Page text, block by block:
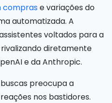
comprase variações do
automatizada. A
voltados para a
diretamente
e da Anthropic.
preocupa a
nos bastidores.